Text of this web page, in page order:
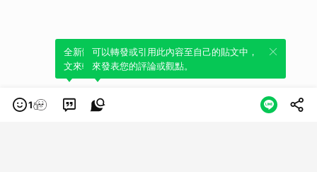
1
全新體驗！一鍵引用此內容，透過發布貼
文來輕鬆表達個人立場。
可以轉發或引用此內容至自己的貼文中，
來發表您的評論或觀點。